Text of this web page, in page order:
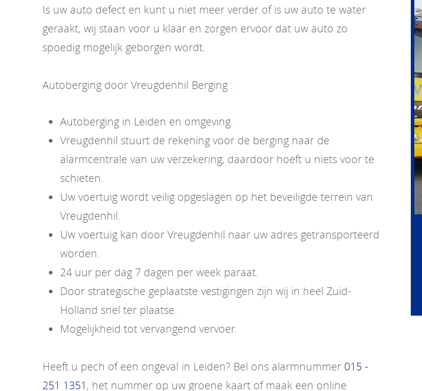
Is uw auto defect en kunt u niet meer verder of is uw auto te water
geraakt, wij staan voor u klaar en zorgen ervoor dat uw auto zo
spoedig mogelijk geborgen wordt.
Autoberging door Vreugdenhil Berging :
Autoberging in Leiden en omgeving.
Vreugdenhil stuurt de rekening voor de berging naar de
alarmcentrale van uw verzekering, daardoor hoeft u niets voor te
schieten.
Uw voertuig wordt veilig opgeslagen op het beveiligde terrein van
Vreugdenhil.
Uw voertuig kan door Vreugdenhil naar uw adres getransporteerd
worden.
24 uur per dag 7 dagen per week paraat.
Door strategische geplaatste vestigingen zijn wij in heel Zuid-
Holland snel ter plaatse.
Mogelijkheid tot vervangend vervoer.
Heeft u pech of een ongeval in Leiden? Bel ons alarmnummer 015 -
251 1351 , het nummer op uw groene kaart of maak een online